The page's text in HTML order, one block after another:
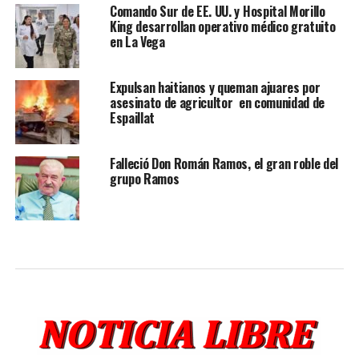
Comando Sur de EE. UU. y Hospital Morillo
King desarrollan operativo médico gratuito
en La Vega
Expulsan haitianos y queman ajuares por
asesinato de agricultor en comunidad de
Espaillat
Falleció Don Román Ramos, el gran roble del
grupo Ramos